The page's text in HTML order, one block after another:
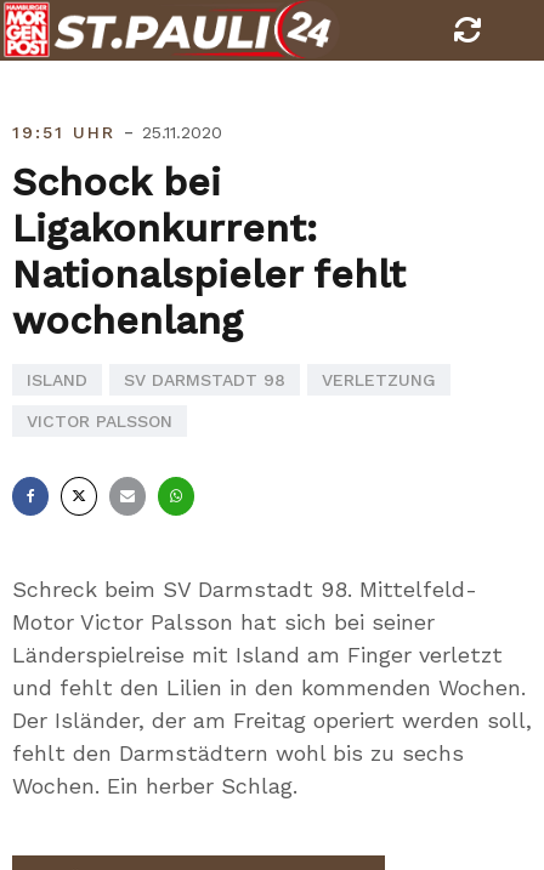
Skip
to
19:51 UHR - 25.11.2020
Schock bei
Ligakonkurrent:
Nationalspieler fehlt
wochenlang
ISLAND SV DARMSTADT 98 VERLETZUNG
VICTOR PALSSON
Schreck beim SV Darmstadt 98. Mittelfeld-
Motor Victor Palsson hat sich bei seiner
Länderspielreise mit Island am Finger verletzt
und fehlt den Lilien in den kommenden Wochen.
Der Isländer, der am Freitag operiert werden soll,
fehlt den Darmstädtern wohl bis zu sechs
Wochen. Ein herber Schlag.